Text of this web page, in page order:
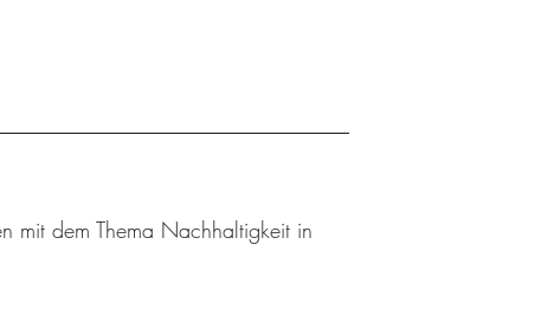
mit dem Thema Nachhaltigkeit in